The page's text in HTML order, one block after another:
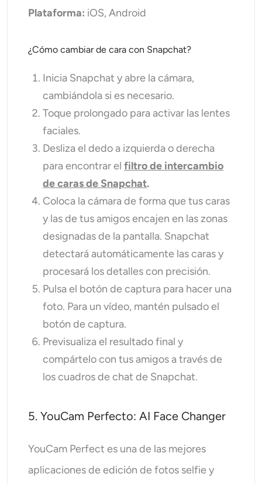
Plataforma: iOS, Android
¿Cómo cambiar de cara con Snapchat?
Inicia Snapchat y abre la cámara,
cambiándola si es necesario.
Toque prolongado para activar las lentes
faciales.
Desliza el dedo a izquierda o derecha
para encontrar elfiltro de intercambio
de caras de Snapchat.
Coloca la cámara de forma que tus caras
y las de tus amigos encajen en las zonas
designadas de la pantalla. Snapchat
detectará automáticamente las caras y
procesará los detalles con precisión.
Pulsa el botón de captura para hacer una
foto. Para un vídeo, mantén pulsado el
botón de captura.
Previsualiza el resultado final y
compártelo con tus amigos a través de
los cuadros de chat de Snapchat.
5. YouCam Perfecto: AI Face Changer
YouCam Perfect es una de las mejores
aplicaciones de edición de fotos selfie y